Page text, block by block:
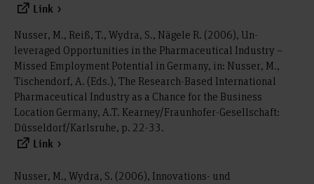
Link
Nusser, M., Reiß, T., Wydra, S., Nägele R. (2006), Un-
leveraged Opportunities in the Pharmaceutical Industry –
Missed Employment Potential in Germany, in: Nusser, M.,
Tischendorf, A. (Eds.), The Research-Based International
Pharmaceutical Industry as a Chance for the Business
Location Germany, A.T. Kearney/Fraunhofer-Gesellschaft:
Düsseldorf/Karlsruhe, p. 22-33.
Link
Nusser, M., Wydra, S. (2006), Innovations- und